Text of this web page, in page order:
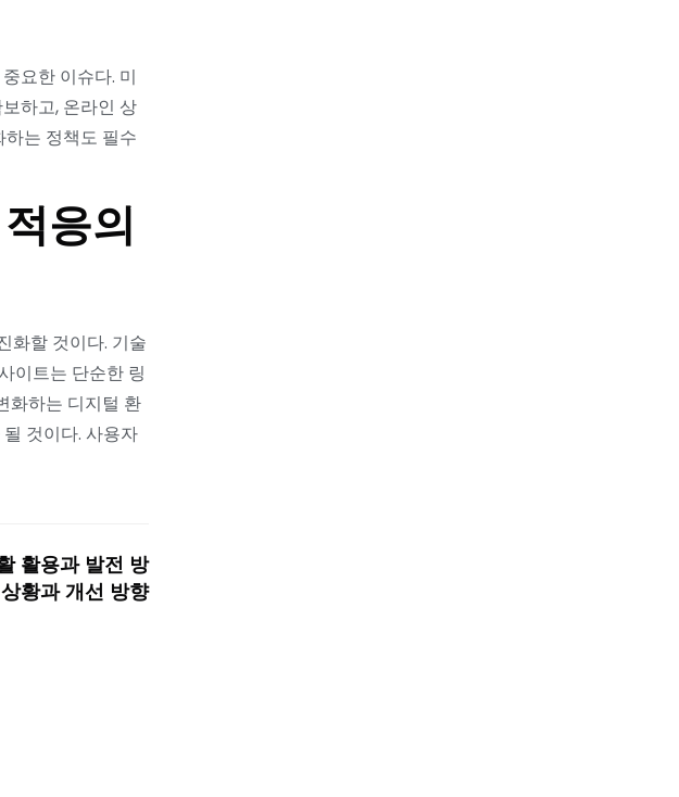
요한 이슈다. 미
하고, 온라인 상
는 정책도 필수
응의
화할 것이다. 기술
이트는 단순한 링
화하는 디지털 환
것이다. 사용자
활용과 발전 방
황과 개선 방향